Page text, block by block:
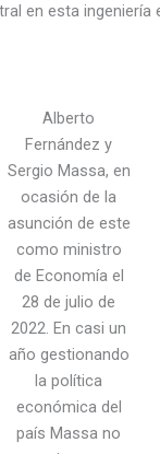
en esta ingeniería
Alberto
Fernández y
Sergio Massa, en
ocasión de la
asunción de este
como ministro
de Economía el
28 de julio de
2022. En casi un
año gestionando
la política
económica del
país Massa no